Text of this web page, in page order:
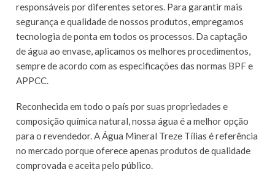
responsáveis por diferentes setores. Para garantir mais
segurança e qualidade de nossos produtos, empregamos
tecnologia de ponta em todos os processos. Da captação
de água ao envase, aplicamos os melhores procedimentos,
sempre de acordo com as especificações das normas BPF e
APPCC.
Reconhecida em todo o país por suas propriedades e
composição química natural, nossa água é a melhor opção
para o revendedor. A Água Mineral Treze Tílias é referência
no mercado porque oferece apenas produtos de qualidade
comprovada e aceita pelo público.